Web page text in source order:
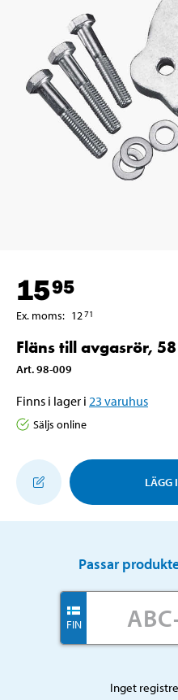
1595
Ex. moms: 1271
Fläns till avgasrör,
Art.98-009
Finns i lager i 23 varuhus
Säljs online
LÄGG
Passar
FIN
Inget